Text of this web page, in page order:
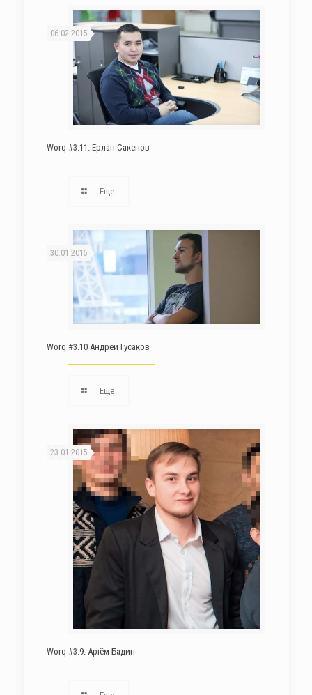
06.02.2015
Worq #3.11. Ерлан Сакенов
Еще
30.01.2015
Worq #3.10 Андрей Гусаков
Еще
23.01.2015
Worq #3.9. Артём Бадин